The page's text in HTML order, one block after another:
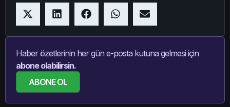
Haber özetlerinin her gün e-posta kutuna gelmesi için
abone olabilirsin.
ABONE OL